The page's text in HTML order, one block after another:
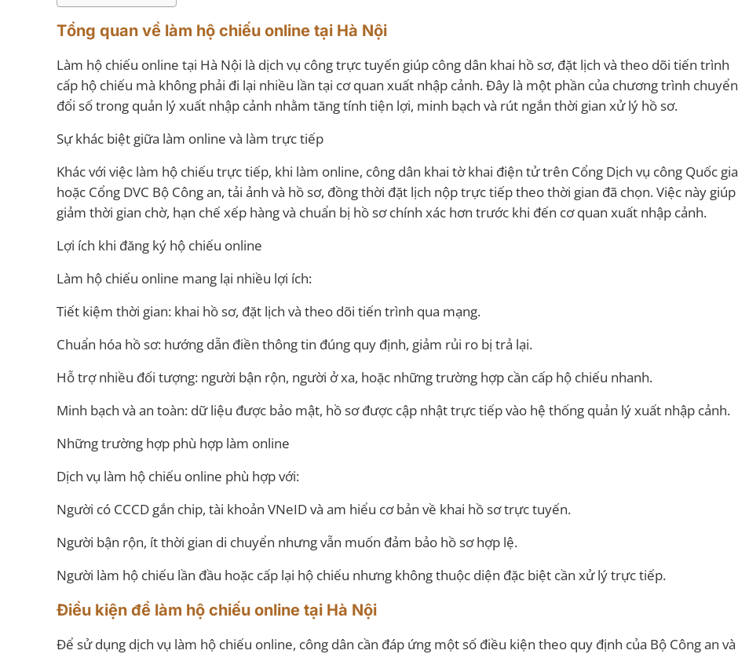
Tổng quan về làm hộ chiếu online tại Hà Nội
Làm hộ chiếu online tại Hà Nội là dịch vụ công trực tuyến giúp công dân khai hồ sơ, đặt lịch và theo dõi tiến trình
cấp hộ chiếu mà không phải đi lại nhiều lần tại cơ quan xuất nhập cảnh. Đây là một phần của chương trình chuyển
đổi số trong quản lý xuất nhập cảnh nhằm tăng tính tiện lợi, minh bạch và rút ngắn thời gian xử lý hồ sơ.
Sự khác biệt giữa làm online và làm trực tiếp
Khác với việc làm hộ chiếu trực tiếp, khi làm online, công dân khai tờ khai điện tử trên Cổng Dịch vụ công Quốc gia
hoặc Cổng DVC Bộ Công an, tải ảnh và hồ sơ, đồng thời đặt lịch nộp trực tiếp theo thời gian đã chọn. Việc này giúp
giảm thời gian chờ, hạn chế xếp hàng và chuẩn bị hồ sơ chính xác hơn trước khi đến cơ quan xuất nhập cảnh.
Lợi ích khi đăng ký hộ chiếu online
Làm hộ chiếu online mang lại nhiều lợi ích:
Tiết kiệm thời gian: khai hồ sơ, đặt lịch và theo dõi tiến trình qua mạng.
Chuẩn hóa hồ sơ: hướng dẫn điền thông tin đúng quy định, giảm rủi ro bị trả lại.
Hỗ trợ nhiều đối tượng: người bận rộn, người ở xa, hoặc những trường hợp cần cấp hộ chiếu nhanh.
Minh bạch và an toàn: dữ liệu được bảo mật, hồ sơ được cập nhật trực tiếp vào hệ thống quản lý xuất nhập cảnh.
Những trường hợp phù hợp làm online
Dịch vụ làm hộ chiếu online phù hợp với:
Người có CCCD gắn chip, tài khoản VNeID và am hiểu cơ bản về khai hồ sơ trực tuyến.
Người bận rộn, ít thời gian di chuyển nhưng vẫn muốn đảm bảo hồ sơ hợp lệ.
Người làm hộ chiếu lần đầu hoặc cấp lại hộ chiếu nhưng không thuộc diện đặc biệt cần xử lý trực tiếp.
Điều kiện để làm hộ chiếu online tại Hà Nội
Để sử dụng dịch vụ làm hộ chiếu online, công dân cần đáp ứng một số điều kiện theo quy định của Bộ Công an và